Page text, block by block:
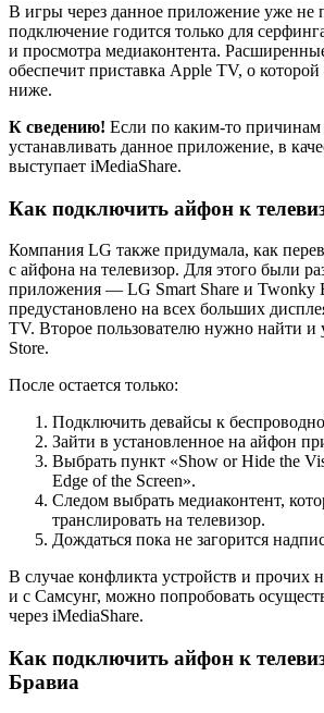
В игры через данное приложение уже не
подключение годится только для
и просмотра медиаконтента.
обеспечит приставка Apple TV, о которой
ниже.
К сведению! Если по каким-то причинам
устанавливать данное приложение, в
выступает iMediaShare.
Как подключить айфон к
Компания LG также придумала, как
с айфона на телевизор. Для этого были
приложения — LG Smart Share и Twonky
предустановлено на всех больших
TV. Второе пользователю нужно найти и
Store.
После остается только:
Подключить девайсы к
Зайти в установленное на айфон
Выбрать пункт «Show or Hide the
Edge of the Screen».
Следом выбрать медиаконтент,
транслировать на телевизор.
Дождаться пока не загорится
В случае конфликта устройств и прочих
и с Самсунг, можно попробовать
через iMediaShare.
Как подключить айфон к
Бравиа